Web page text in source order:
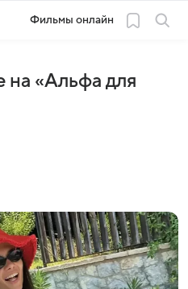
Фильмы онлайн
«Альфа для